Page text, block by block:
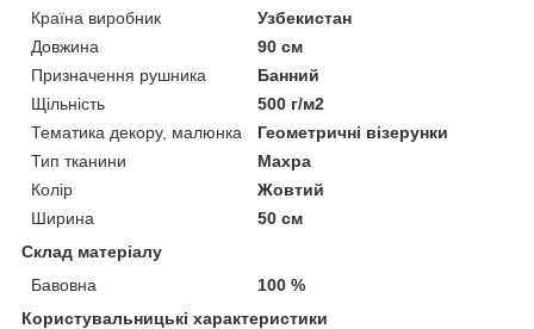
Країна виробник
Узбекистан
Довжина
90 см
Призначення рушника
Банний
Щільність
500 г/м2
Тематика декору, малюнка
Геометричні візерунки
Тип тканини
Махра
Колір
Жовтий
Ширина
50 см
Склад матеріалу
Бавовна
100 %
Користувальницькі характеристики